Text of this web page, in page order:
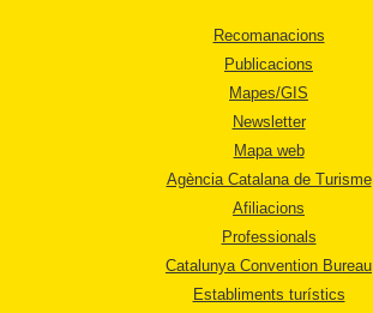
Recomanacions
Publicacions
Mapes/GIS
Newsletter
Mapa web
Agència Catalana de Turisme
Afiliacions
Professionals
Catalunya Convention Bureau
Establiments turístics